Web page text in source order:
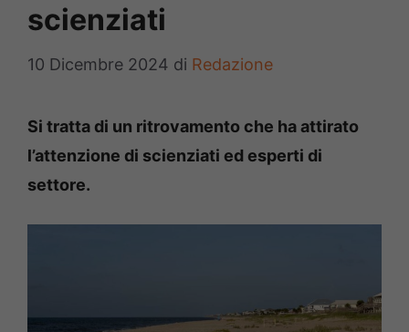
scienziati
10 Dicembre 2024 di Redazione
Si tratta di un ritrovamento che ha attirato
l’attenzione di scienziati ed esperti di
settore.